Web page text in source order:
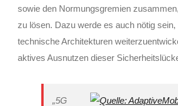
sowie den Normungsgremien
zu lösen. Dazu werde es auch nötig sein,
technische Architekturen
aktives Ausnutzen dieser
„5G